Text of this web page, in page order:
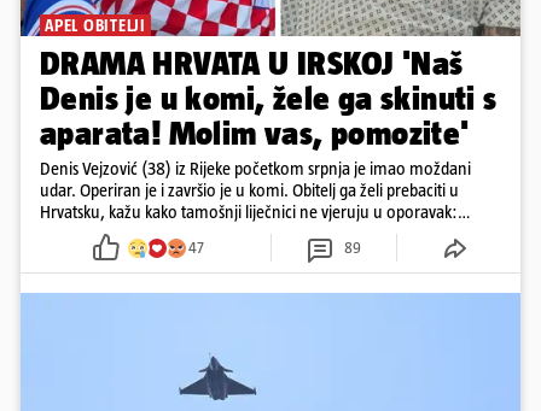
APEL OBITELJI
DRAMA HRVATA U IRSKOJ 'Naš
Denis je u komi, žele ga skinuti s
aparata! Molim vas, pomozite'
Denis Vejzović (38) iz Rijeke početkom srpnja je imao moždani
udar. Operiran je i završio je u komi. Obitelj ga želi prebaciti u
Hrvatsku, kažu kako tamošnji liječnici ne vjeruju u oporavak:
'Imamo 72 sata'
47 89